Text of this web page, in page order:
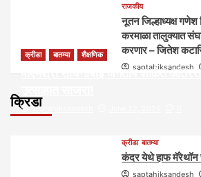
राजकीय
नूतन जिल्हाध्यक्ष गणेश
करमाळा तालुक्यात
करणार – जितेश
saptahiksandesh
क्रिडा
क्रीडा बातम्या शैक्षणिक
पीएमश्री साधनाबाई जगताप शाळेत
saptahiksandesh
क्रीडा बातम्या
कंदर येथे हाफ मॅरेथॉन
saptahiksandesh